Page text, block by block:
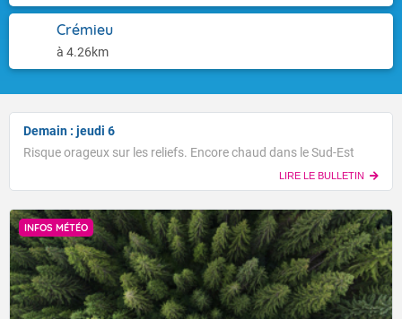
Crémieu
à 4.26km
Demain : jeudi 6
Risque orageux sur les reliefs. Encore chaud dans le Sud-Est
LIRE LE BULLETIN
INFOS MÉTÉO